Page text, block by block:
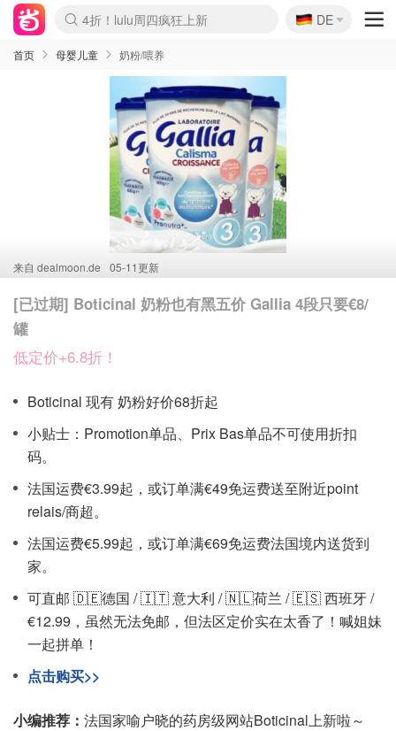
Boticinal 夏促开抢！
4折！lulu周四疯狂上新
还没结束！&OtherStories大促
Joybuy变相75折 随时失效
速领！Stanley独家85折
疑似霸哥！Camper额外叠85折
Zalando 奥莱闪促！每日更新
Moncler反季囤！5折起+叠9折
Coach Brooklyn仅€192
🇩🇪
DE
首页 母婴儿童 奶粉/喂养
来自 dealmoon.de 05-11更新
[已过期] Boticinal 奶粉也有黑五价 Gallia 4段只要€8/
罐
低定价+6.8折！
Boticinal 现有 奶粉好价68折起
小贴士：Promotion单品、Prix Bas单品不可使用折扣
码。
法国运费€3.99起，或订单满€49免运费送至附近point
relais/商超。
法国运费€5.99起，或订单满€69免运费法国境内送货到
家。
可直邮 🇩🇪德国 / 🇮🇹 意大利 / 🇳🇱荷兰 / 🇪🇸 西班牙 /
€12.99，虽然无法免邮，但法区定价实在太香了！喊姐妹
一起拼单！
点击购买>>
小编推荐： 法国家喻户晓的药房级网站Boticinal上新啦～